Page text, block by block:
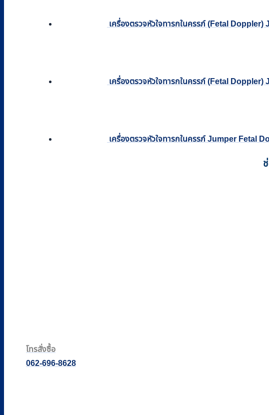
เครื่องตรวจหัวใจทารกในครรภ์ (Fetal
เครื่องตรวจหัวใจทารกในครรภ์ (Fetal
เครื่องตรวจหัวใจทารกในครรภ์ Jumper Fetal
โทรสั่งซื้อ
062-696-8628